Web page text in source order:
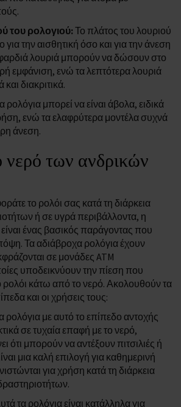
του ρολογιού: Το πλάτος του λουριού
για την αισθητική όσο και για την άνεση
λουριά μπορούν να δώσουν στο
εμφάνιση, ενώ τα λεπτότερα λουριά
διακριτικά.
ρολόγια μπορεί να είναι άβολα, ειδικά
ενώ τα ελαφρύτερα μοντέλα συχνά
άνεση.
νερό των ανδρικών
το ρολόι σας κατά τη διάρκεια
ή σε υγρά περιβάλλοντα, η
ένας βασικός παράγοντας που
Τα αδιάβροχα ρολόγια έχουν
σε μονάδες ATM
υποδεικνύουν την πίεση που
ρολόι κάτω από το νερό. Ακολουθούν τα
και οι χρήσεις τους:
ρολόγια με αυτό το επίπεδο αντοχής
σε τυχαία επαφή με το νερό,
ότι μπορούν να αντέξουν πιτσιλιές ή
μια καλή επιλογή για καθημερινή
για χρήση κατά τη διάρκεια
τα ρολόγια είναι κατάλληλα για